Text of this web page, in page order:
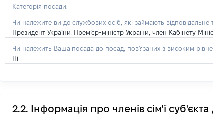
Категорія посади:
Чи належите ви до службових осіб, які займають відповідальне
Президент України, Прем’єр-міністр України, член Кабінету
Чи належить Ваша посада до посад, пов'язаних з високим
Ні
2.2. Інформація про членів сім'ї